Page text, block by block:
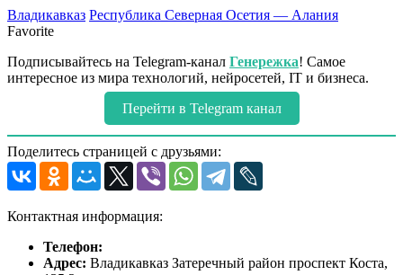
Владикавказ Республика Северная Осетия — Алания
Favorite
Подписывайтесь на Telegram-канал Генережка! Самое
интересное из мира технологий, нейросетей, IT и бизнеса.
Перейти в Telegram канал
Поделитесь страницей с друзьями:
Контактная информация:
Телефон:
Адрес: Владикавказ Затеречный район проспект Коста,